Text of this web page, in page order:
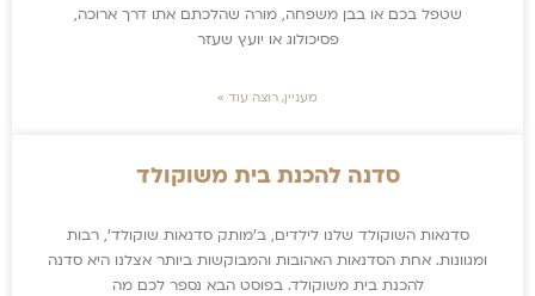
שטפל בכם או בבן משפחה, מורה שהלכתם אתו דרך ארוכה,
פסיכולוג או יועץ שעזר
מעניין, רוצה עוד »
סדנה להכנת בית משוקולד
סדנאות השוקולד שלנו לילדים, ב׳מותק סדנאות שוקולד׳, רבות
ומגוונות. אחת הסדנאות האהובות והמבוקשות ביותר אצלנו היא סדנה
להכנת בית משוקולד. בפוסט הבא נספר לכם מה